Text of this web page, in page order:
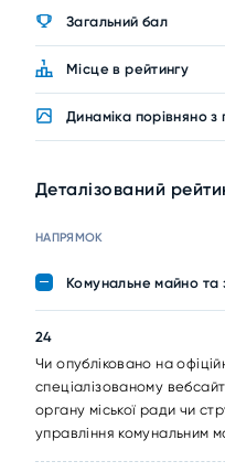
Загальний бал
Місце в рейтингу
Динаміка порівняно
Деталізований
НАПРЯМОК
Комунальне майно та
24
Чи опубліковано на
спеціалізованому
органу міської ради чи
управління комунальним